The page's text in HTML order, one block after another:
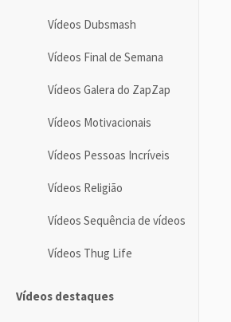
Vídeos Dubsmash
Vídeos Final de Semana
Vídeos Galera do ZapZap
Vídeos Motivacionais
Vídeos Pessoas Incríveis
Vídeos Religião
Vídeos Sequência de vídeos
Vídeos Thug Life
Vídeos destaques